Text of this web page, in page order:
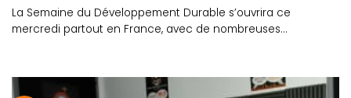
La Semaine du Développement Durable s’ouvrira ce
mercredi partout en France, avec de nombreuses